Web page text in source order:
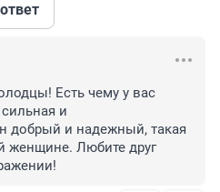
Есть чему у вас
и
добрый и надежный, такая
женщине. Любите друг